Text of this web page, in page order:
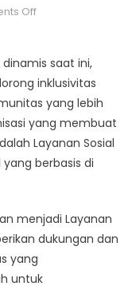
Offon
dan
Menumbuhkan
Inklusivitas:
Peran
Layanan
Sosial
saat ini,
inklusivitas
yang lebih
yang membuat
Layanan Sosial
berbasis di
menjadi Layanan
dukungan dan
yang
untuk